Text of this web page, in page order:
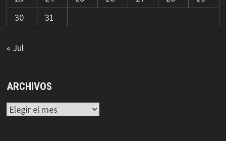
30
31
« Jul
ARCHIVOS
Archivos